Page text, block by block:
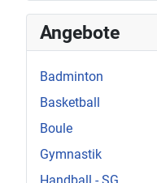
Angebote
Badminton
Basketball
Boule
Gymnastik